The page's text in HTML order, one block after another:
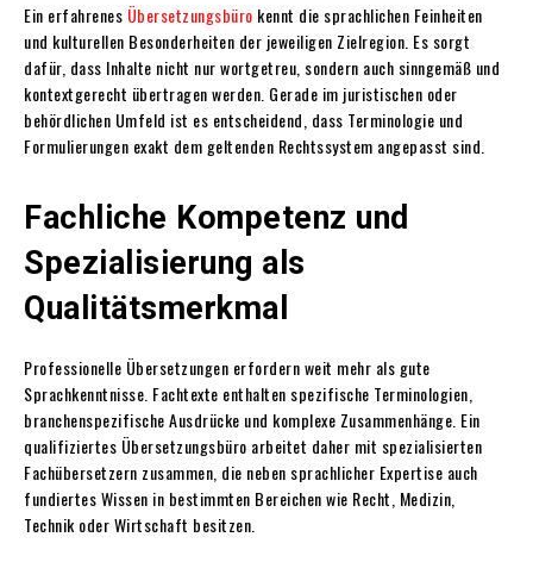
Ein erfahrenes Übersetzungsbüro kennt die sprachlichen Feinheiten
und kulturellen Besonderheiten der jeweiligen Zielregion. Es sorgt
dafür, dass Inhalte nicht nur wortgetreu, sondern auch sinngemäß und
kontextgerecht übertragen werden. Gerade im juristischen oder
behördlichen Umfeld ist es entscheidend, dass Terminologie und
Formulierungen exakt dem geltenden Rechtssystem angepasst sind.
Fachliche Kompetenz und
Spezialisierung als
Qualitätsmerkmal
Professionelle Übersetzungen erfordern weit mehr als gute
Sprachkenntnisse. Fachtexte enthalten spezifische Terminologien,
branchenspezifische Ausdrücke und komplexe Zusammenhänge. Ein
qualifiziertes Übersetzungsbüro arbeitet daher mit spezialisierten
Fachübersetzern zusammen, die neben sprachlicher Expertise auch
fundiertes Wissen in bestimmten Bereichen wie Recht, Medizin,
Technik oder Wirtschaft besitzen.